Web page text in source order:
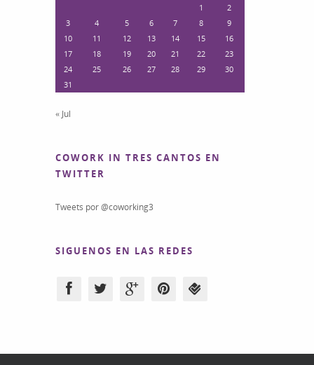
1
2
3
4 5 6 7 8
9
10
11 12 13 14 15
16
17
18 19 20 21 22
23
24
25 26 27 28 29
30
31
« Jul
COWORK IN TRES CANTOS EN
TWITTER
Tweets por @coworking3
SIGUENOS EN LAS REDES